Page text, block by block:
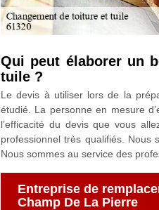
Qui peut élaborer un
tuile ?
Le devis à utiliser lors de la
étudié. La personne en mesure
l’efficacité du devis que vous
professionnel très qualifiés. Nous
Nous sommes au service des
Entreprise de
Champ De La Pierre